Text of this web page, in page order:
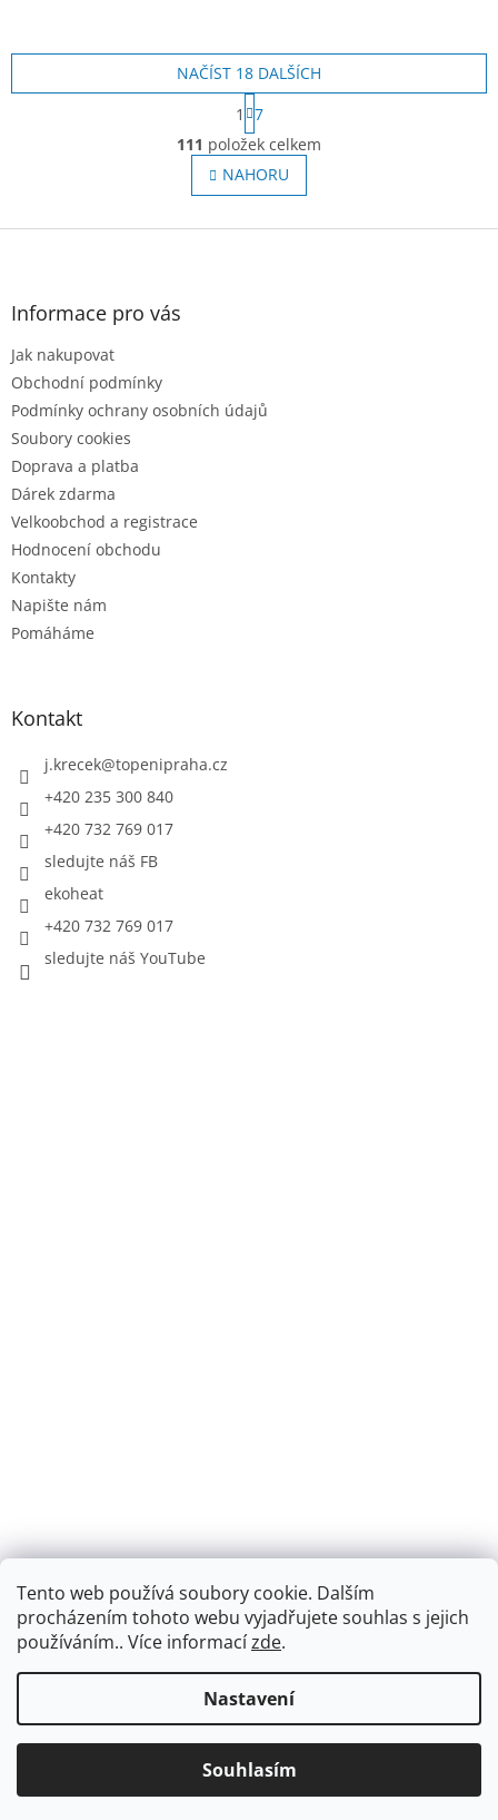
Tento web používá soubory cookie. Dalším
procházením tohoto webu vyjadřujete souhlas s jejich
používáním.. Více informacízde.
Nastavení
Souhlasím
Dárek k objednávce nad 2000Kč. Doprava ZDARMA při nákupu
O
v
l
á
v
NAČÍST 18 DALŠÍCH
S
t
r
á
n
k
v
1
7
111 položek celkem
NAHORU
Z
Informace pro vás
Jak nakupovat
Obchodní podmínky
Podmínky ochrany osobních údajů
Soubory cookies
Doprava a platba
Dárek zdarma
Velkoobchod a registrace
Hodnocení obchodu
Kontakty
Napište nám
Pomáháme
Kontakt
j.krecek@topenipraha.cz
+420 235 300 840
+420 732 769 017
sledujte náš FB
ekoheat
+420 732 769 017
sledujte náš YouTube
Montáž podlahového topení - EKOTERM s.r.o.
Vytvořil Shoptet
ekotermpraha.cz. Všechna práva vyhrazena.